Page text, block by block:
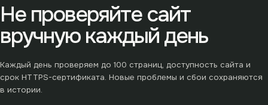
Не проверяйте сайт
вручную каждый день
Каждый день проверяем до 100 страниц, доступность сайта и
срок HTTPS-сертификата. Новые проблемы и сбои сохраняются
в истории.